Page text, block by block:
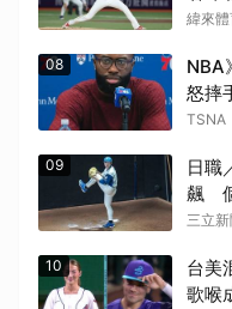
緯來
08
NBA
怒摔
TSNA
09
日職
飆
三立
10
台美
歌喉